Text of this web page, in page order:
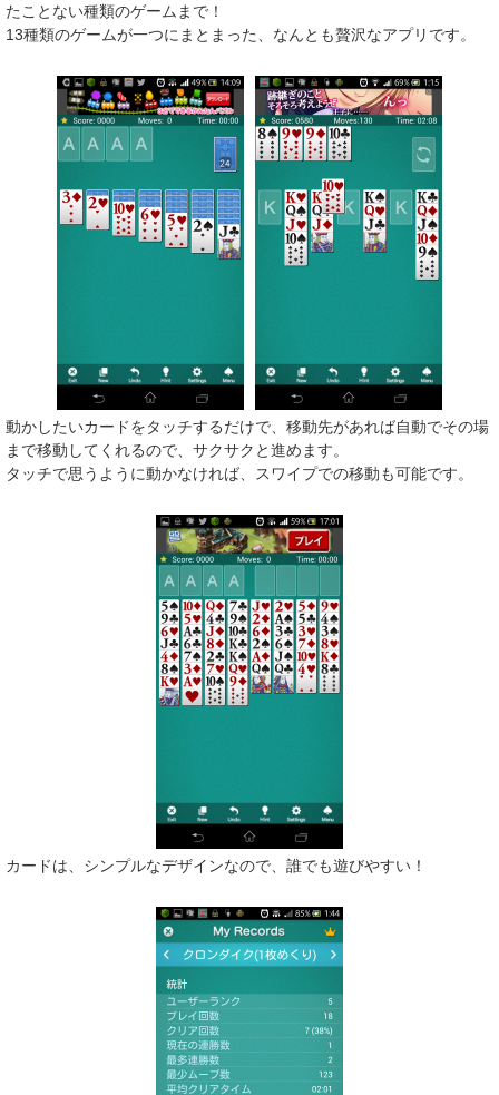
たことない種類のゲームまで！
13種類のゲームが一つにまとまった、なんとも贅沢なアプリです。
動かしたいカードをタッチするだけで、移動先があれば自動でその場
まで移動してくれるので、サクサクと進めます。
タッチで思うように動かなければ、スワイプでの移動も可能です。
カードは、シンプルなデザインなので、誰でも遊びやすい！